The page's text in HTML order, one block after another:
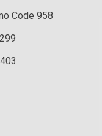
Code 958